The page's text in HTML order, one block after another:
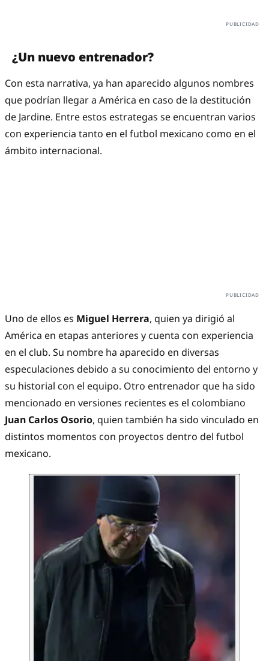
¿Un nuevo entrenador?
Con esta narrativa, ya han aparecido algunos nombres
que podrían llegar a América en caso de la destitución
de Jardine. Entre estos estrategas se encuentran varios
con experiencia tanto en el futbol mexicano como en el
ámbito internacional.
Uno de ellos es Miguel Herrera, quien ya dirigió al
América en etapas anteriores y cuenta con experiencia
en el club. Su nombre ha aparecido en diversas
especulaciones debido a su conocimiento del entorno y
su historial con el equipo. Otro entrenador que ha sido
mencionado en versiones recientes es el colombiano
Juan Carlos Osorio, quien también ha sido vinculado en
distintos momentos con proyectos dentro del futbol
mexicano.